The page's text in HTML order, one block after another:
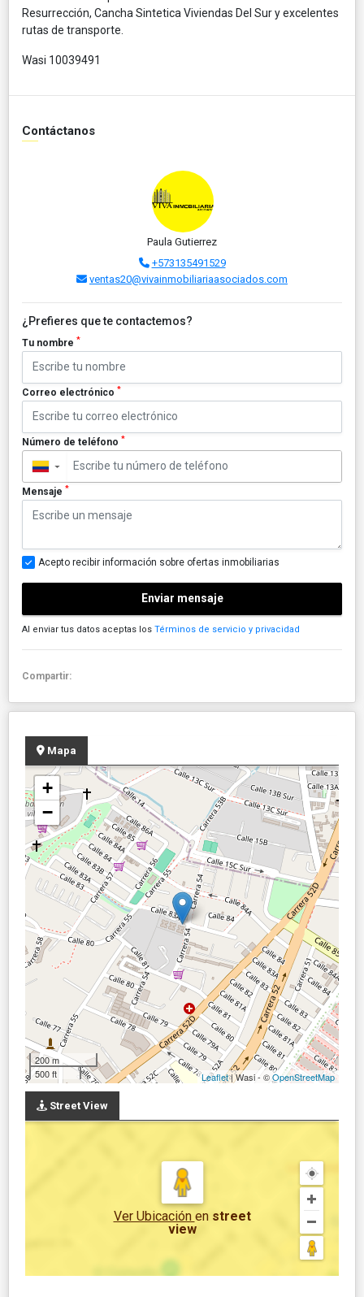
Resurrección, Cancha Sintetica Viviendas Del Sur y excelentes
rutas de transporte.
Wasi 10039491
Contáctanos
Paula Gutierrez
+573135491529
ventas20@vivainmobiliariaasociados.com
¿Prefieres que te contactemos?
Tu nombre *
Correo electrónico *
Número de teléfono *
▼
Mensaje *
Acepto recibir información sobre ofertas inmobiliarias
Enviar mensaje
Al enviar tus datos aceptas los Términos de servicio y privacidad
Compartir:
Mapa
+
−
200 m
500 ft
Leaflet| Wasi - ©OpenStreetMap
Street View
Ver Ubicación en street
view